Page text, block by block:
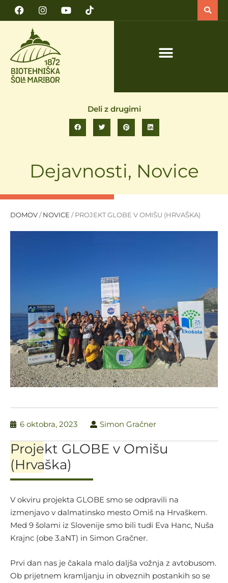
Deli z drugimi
Dejavnosti, Novice
DOMOV / NOVICE / PROJEKT GLOBE V OMIŠU (HRVAŠKA)
6 oktobra, 2023 Simon Gračner
Projekt GLOBE v Omišu
(Hrvaška)
V okviru projekta GLOBE smo se odpravili na
izmenjavo v dalmatinsko mesto Omiš na Hrvaškem.
Med 9 šolami iz Slovenije smo bili tudi Eva Hanc, Nuša
Krajnc (obe 3.aNT) in Simon Gračner.
Prvi dan nas je čakala malo daljša vožnja z avtobusom.
Ob prijetnem kramljanju in obveznih postankih so se